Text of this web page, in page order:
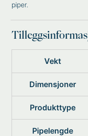
piper.
Vekt
Dimensjoner
Produkttype
Pipelengde